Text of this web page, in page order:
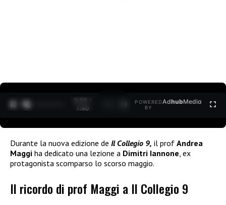
0:30 /
1:40
POWERED
BY
AdhubMedia
Durante la nuova edizione de Il Collegio 9, il prof Andrea
Maggi ha dedicato una lezione a Dimitri Iannone , ex
protagonista scomparso lo scorso maggio.
Il ricordo di prof Maggi a Il Collegio 9